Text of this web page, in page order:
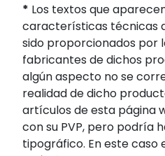
* Los textos que
características técnicas
sido proporcionados por
fabricantes de dichos
algún aspecto no se
realidad de dicho
artículos de esta página
con su PVP, pero podría
tipográfico. En este caso